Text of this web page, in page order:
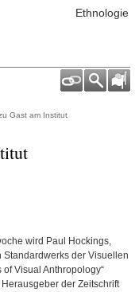
Ethnologie
Gast am Institut
wird Paul Hockings,
Standardwerks der Visuellen
Visual Anthropology“
der Zeitschrift